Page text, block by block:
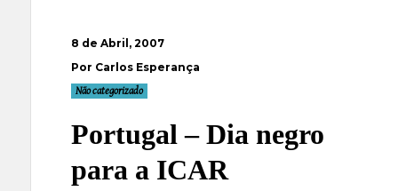
8 de Abril, 2007
Por Carlos Esperança
Não categorizado
Portugal – Dia negro
para a ICAR